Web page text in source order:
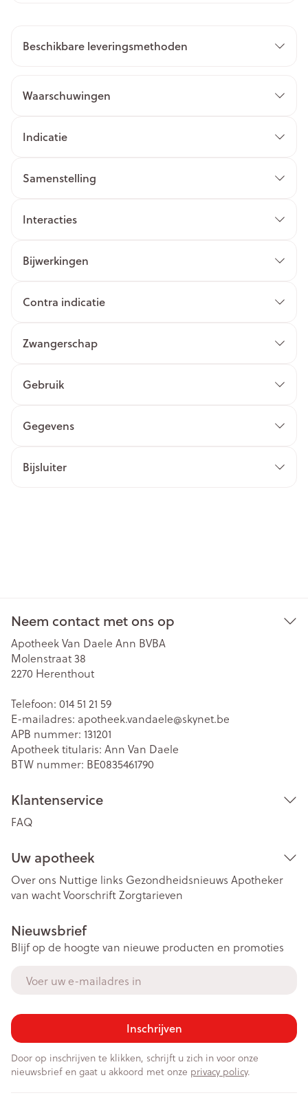
Beschikbare leveringsmethoden
Waarschuwingen
Indicatie
Samenstelling
Interacties
Bijwerkingen
Contra indicatie
Zwangerschap
Gebruik
Gegevens
Bijsluiter
Neem contact met ons op
Apotheek Van Daele Ann BVBA
Molenstraat 38
2270 Herenthout
Telefoon: 014 51 21 59
E-mailadres: apotheek.vandaele@skynet.be
APB nummer: 131201
Apotheek titularis: Ann Van Daele
BTW nummer: BE0835461790
Klantenservice
FAQ
Uw apotheek
Over ons Nuttige links Gezondheidsnieuws Apotheker
van wachtVoorschriftZorgtarieven
Nieuwsbrief
Blijf op de hoogte van nieuwe producten en promoties
Inschrijven
Door op inschrijven te klikken, schrijft u zich in voor onze
nieuwsbrief en gaat u akkoord met onze privacy policy.